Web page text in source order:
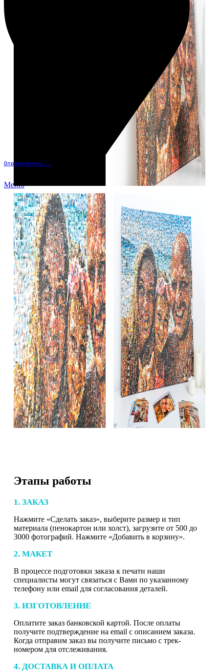
Определение...
Меню
Этапы работы
1. ЗАКАЗ
Нажмите «Сделать заказ», выберите размер и тип
материала (пенокартон или холст), загрузите от 500 до
3000 фотографий. Нажмите «Добавить в корзину».
2. МАКЕТ
В процессе подготовки заказа к печати наши
специалисты могут связаться с Вами по указанному
телефону или email для согласования деталей.
3. ИЗГОТОВЛЕНИЕ
Оплатите заказ банковской картой. После оплаты
получите подтверждение на email с описанием заказа.
Когда отправим заказ вы получите письмо с трек-
номером для отслеживания.
4. ДОСТАВКА И ОПЛАТА